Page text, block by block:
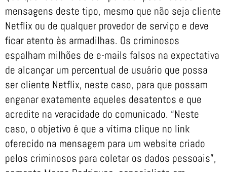
mensagens deste tipo, mesmo que não seja cliente
Netflix ou de qualquer provedor de serviço e deve
ficar atento às armadilhas. Os criminosos
espalham milhões de e-mails falsos na expectativa
de alcançar um percentual de usuário que possa
ser cliente Netflix, neste caso, para que possam
enganar exatamente aqueles desatentos e que
acredite na veracidade do comunicado. “Neste
caso, o objetivo é que a vítima clique no link
oferecido na mensagem para um website criado
pelos criminosos para coletar os dados pessoais”,